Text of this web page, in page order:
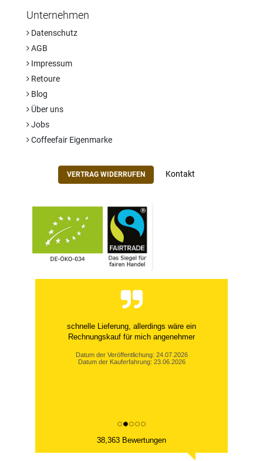
Unternehmen
Datenschutz
AGB
Impressum
Retoure
Blog
Über uns
Jobs
Coffeefair Eigenmarke
VERTRAG WIDERRUFEN Kontakt
schnelle Lieferung, allerdings wäre ein
Rechnungskauf für mich angenehmer
Datum der Veröffentlichung: 24.07.2026
Datum der Kauferfahrung: 23.06.2026
38,363 Bewertungen